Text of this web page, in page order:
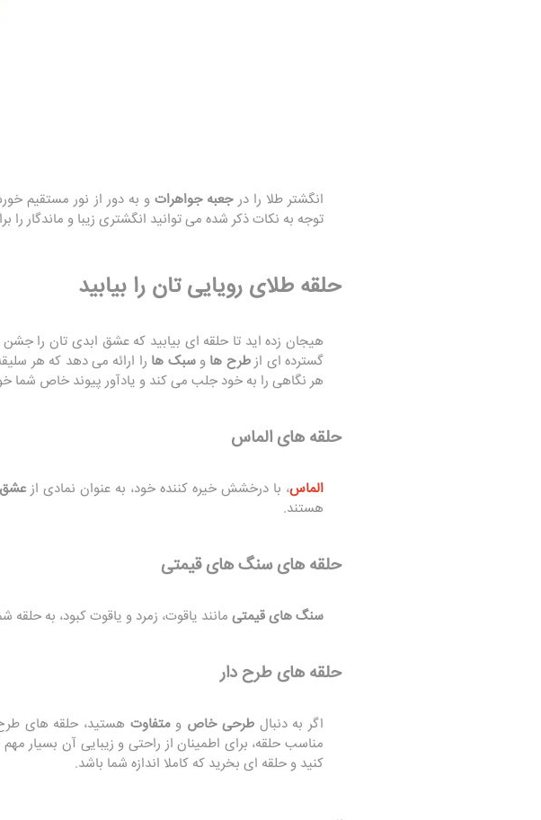
انگشتر طلا را درجعبه جواهراتو به دور از نور مستقیم
توجه به نکات ذکر شده می‌ توانید انگشتری زیبا و ماندگار را
حلقه طلای رویایی‌ تان را بیابید
هیجان‌ زده‌ اید تا حلقه‌ ای بیابید که عشق ابدی‌ تان را
گسترده‌ ای ازطرح‌ ها وسبک‌ ها را ارائه می‌ دهد که هر
هر نگاهی را به خود جلب می‌ کند و یادآور پیوند خاص شما
حلقه‌ های الماس
الماس، با درخشش خیره‌ کننده خود، به عنوان نمادی از
هستند.
حلقه‌ های سنگ‌ های قیمتی
سنگ‌ های قیمتی مانند یاقوت، زمرد و یاقوت کبود، به حلقه
حلقه‌ های طرح‌ دار
اگر به دنبالطرحی خاص ومتفاوت هستید، حلقه‌ های
مناسب حلقه، برای اطمینان از راحتی و زیبایی آن بسیار
کنید و حلقه‌ ای بخرید که کاملا اندازه شما باشد.